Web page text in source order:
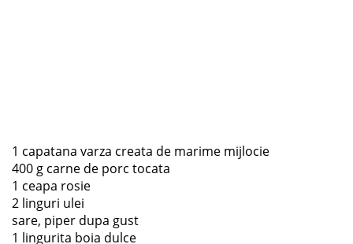
1 capatana varza creata de marime mijlocie
400 g carne de porc tocata
1 ceapa rosie
2 linguri ulei
sare, piper dupa gust
1 lingurita boia dulce